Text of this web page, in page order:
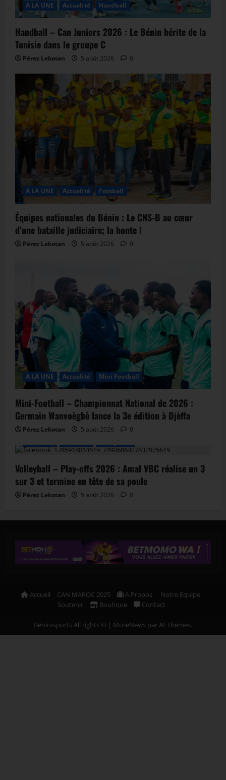
A LA UNE Actualité Handball
Handball – Can Juniors 2026 : Le Bénin hérite de la
Tunisie dans le groupe C
Pérez Lekotan 5 août 2026 0
A LA UNE Actualité Football
Équipes nationales du Bénin : Le CNS-B au cœur
d’une bataille judiciaire; la honte !
Pérez Lekotan 5 août 2026 0
A LA UNE Actualité Mini Football
Mini-Football – Championnat National de 2026 :
Germain Wanvoègbè lance la 3e édition à Djèffa
Pérez Lekotan 5 août 2026
0
Volleyball – Play-offs 2026 : Amal VBC réalise un 3
sur 3 et termine en tête de sa poule
Pérez Lekotan 5 août 2026 0
Accueil CAN MAROC 2025 A Propos
Notre Equipe
Soutenir
Boutique Contact
Bénin-sports All rights © | MoreNews par AF themes.